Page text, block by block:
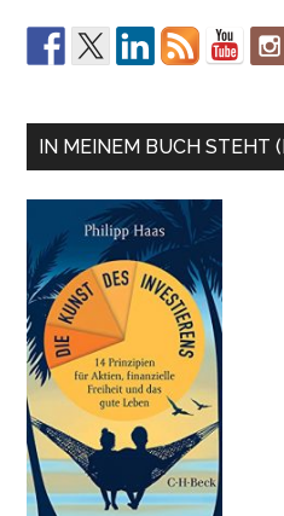
IN MEINEM BUCH STEHT